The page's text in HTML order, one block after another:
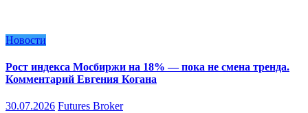
Новости
Рост индекса Мосбиржи на 18% — пока не смена тренда.
Комментарий Евгения Когана
30.07.2026 Futures Broker